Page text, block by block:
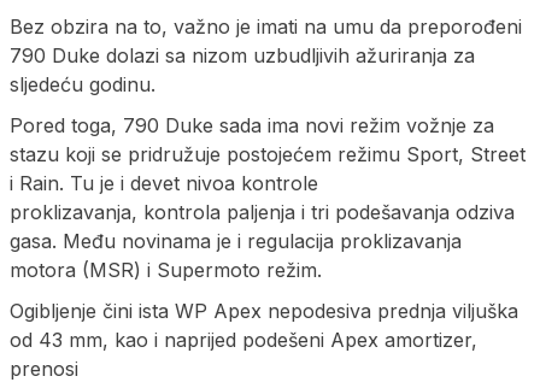
Bez obzira na to, važno je imati na umu da preporođeni
790 Duke dolazi sa nizom uzbudljivih ažuriranja za
sljedeću godinu.
Pored toga, 790 Duke sada ima novi režim vožnje za
stazu koji se pridružuje postojećem režimu Sport, Street
i Rain. Tu je i devet nivoa kontrole
proklizavanja, kontrola paljenja i tri podešavanja odziva
gasa. Među novinama je i regulacija proklizavanja
motora (MSR) i Supermoto režim.
Ogibljenje čini ista WP Apex nepodesiva prednja viljuška
od 43 mm, kao i naprijed podešeni Apex amortizer,
prenosi